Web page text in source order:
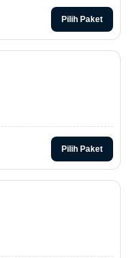
Pilih Paket
Pilih Paket